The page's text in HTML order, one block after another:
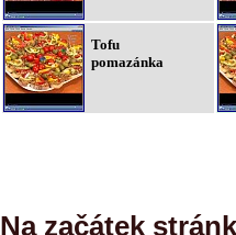
Tofu
pomazánka
Na začátek